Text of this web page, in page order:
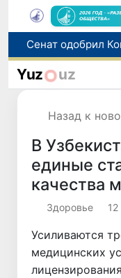
Yuz uz
Назад к
В
единые
качества
Здоровье
Усиливаются
медицинских